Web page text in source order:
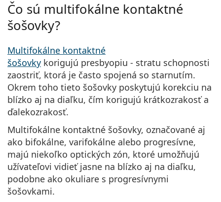
Persol
Prada
Všetky značky
Čo sú multifokálne kontaktné
šošovky?
Multifokálne kontaktné
šošovky korigujú presbyopiu - stratu schopnosti
zaostriť, ktorá je často spojená so starnutím.
Okrem toho tieto šošovky poskytujú korekciu na
blízko aj na diaľku, čím korigujú krátkozrakosťa
ďalekozrakosť.
Multifokálne kontaktné šošovky, označované aj
ako bifokálne, varifokálne alebo progresívne,
majú niekoľko optických zón, ktoré umožňujú
užívateľovi vidieť jasne na blízko aj na diaľku,
podobne ako okuliare s progresívnymi
šošovkami.